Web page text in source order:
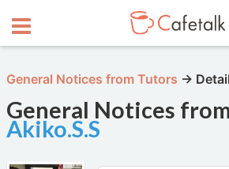
General Notices from Tutors → Detail
General Notices
Akiko.S.S